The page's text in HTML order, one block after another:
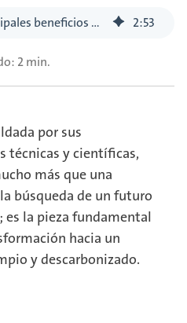
¿Cuáles son los principales beneficios de la energía solar? 2:53
2 min.
por sus
técnicas y científicas,
más que una
búsqueda de un futuro
la pieza fundamental
hacia un
y descarbonizado.